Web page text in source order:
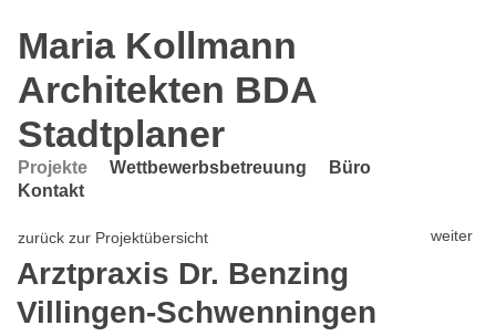
Skip
main
content
Maria Kollmann
Architekten BDA
Stadtplaner
Projekte Wettbewerbsbetreuung
Büro
Kontakt
zurück zur Projektübersicht weiter
Arztpraxis Dr. Benzing
Villingen-Schwenningen